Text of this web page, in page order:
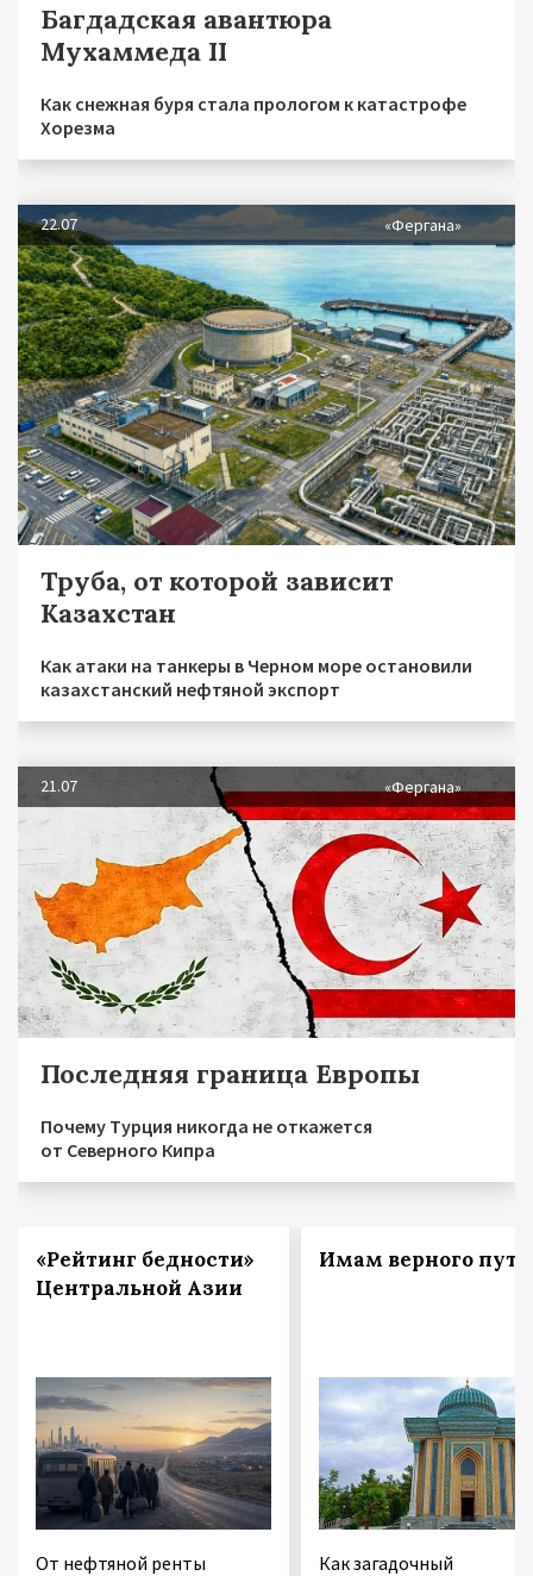
Багдадская авантюра
Мухаммеда II
Как снежная буря стала прологом к катастрофе
Хорезма
22.07 «Фергана»
Труба, от которой зависит
Казахстан
Как атаки на танкеры в Черном море остановили
казахстанский нефтяной экспорт
21.07 «Фергана»
Последняя граница Европы
Почему Турция никогда не откажется
от Северного Кипра
«Рейтинг бедности»
Центральной Азии
От нефтяной ренты
Имам верного пути
Как загадочный